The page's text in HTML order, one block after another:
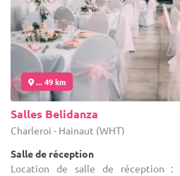
... 49 km
Salles Belidanza
Charleroi - Hainaut (WHT)
Salle de réception
Location de salle de réception :